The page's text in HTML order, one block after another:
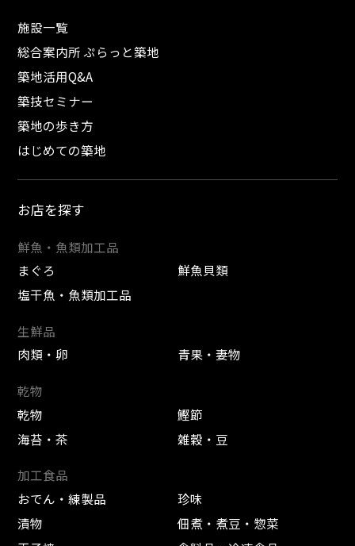
施設一覧
総合案内所 ぷらっと築地
築地活用Q&A
築技セミナー
築地の歩き方
はじめての築地
お店を探す
鮮魚・魚類加工品
まぐろ
鮮魚貝類
塩干魚・魚類加工品
生鮮品
肉類・卵
青果・妻物
乾物
乾物
鰹節
海苔・茶
雑穀・豆
加工食品
おでん・練製品
珍味
漬物
佃煮・煮豆・惣菜